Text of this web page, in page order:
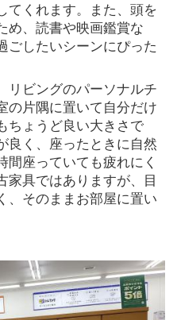
てくれます。また、頭を
め、読書や映画鑑賞な
ごしたいシーンにぴった
ビングのパーソナルチ
の片隅に置いて自分だけ
ちょうど良い大きさで
良く、座ったときに自然
間座っていても疲れにく
家具ではありますが、目
、そのままお部屋に置い